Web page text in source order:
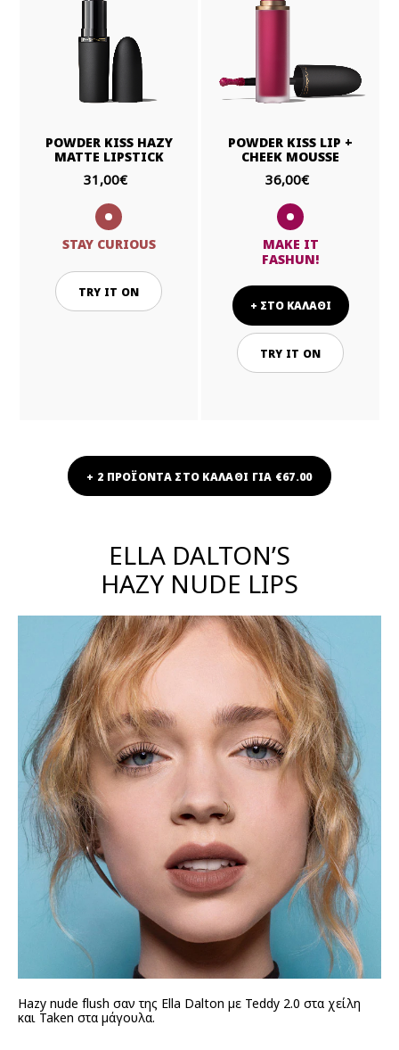
POWDER KISS HAZY
MATTE LIPSTICK
31,00€
STAY CURIOUS
TRY IT ON
POWDER KISS LIP +
CHEEK MOUSSE
36,00€
MAKE IT
FASHUN!
+ ΣΤΟ ΚΑΛΑΘΙ
TRY IT ON
+ 2 ΠΡΟΪΟΝΤΑ ΣΤΟ ΚΑΛΑΘΙ ΓΙΑ €67.00
ELLA DALTON’S
HAZY NUDE LIPS
Hazy nude flush σαν της Ella Dalton με Teddy 2.0 στα χείλη
και Taken στα μάγουλα.